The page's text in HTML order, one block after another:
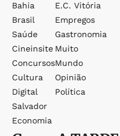
Bahia
Brasil
Saúde
Cineinsite
Concursos
Cultura
Digital
Salvador
Economia
E.c. Vitória
Empregos
Gastronomia
Muito
Mundo
Opinião
Política